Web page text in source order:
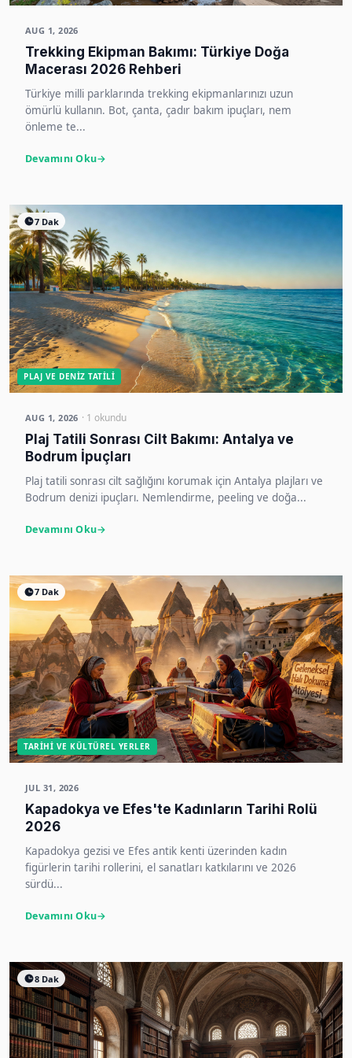
AUG 1, 2026
Trekking Ekipman Bakımı: Türkiye Doğa
Macerası 2026 Rehberi
Türkiye milli parklarında trekking ekipmanlarınızı uzun
ömürlü kullanın. Bot, çanta, çadır bakım ipuçları, nem
önleme te...
Devamını Oku
7 Dak
PLAJ VE DENIZ TATILI
AUG 1, 2026 · 1 okundu
Plaj Tatili Sonrası Cilt Bakımı: Antalya ve
Bodrum İpuçları
Plaj tatili sonrası cilt sağlığını korumak için Antalya plajları ve
Bodrum denizi ipuçları. Nemlendirme, peeling ve doğa...
Devamını Oku
7 Dak
TARIHI VE KÜLTÜREL YERLER
JUL 31, 2026
Kapadokya ve Efes'te Kadınların Tarihi Rolü
2026
Kapadokya gezisi ve Efes antik kenti üzerinden kadın
figürlerin tarihi rollerini, el sanatları katkılarını ve 2026
sürdü...
Devamını Oku
8 Dak